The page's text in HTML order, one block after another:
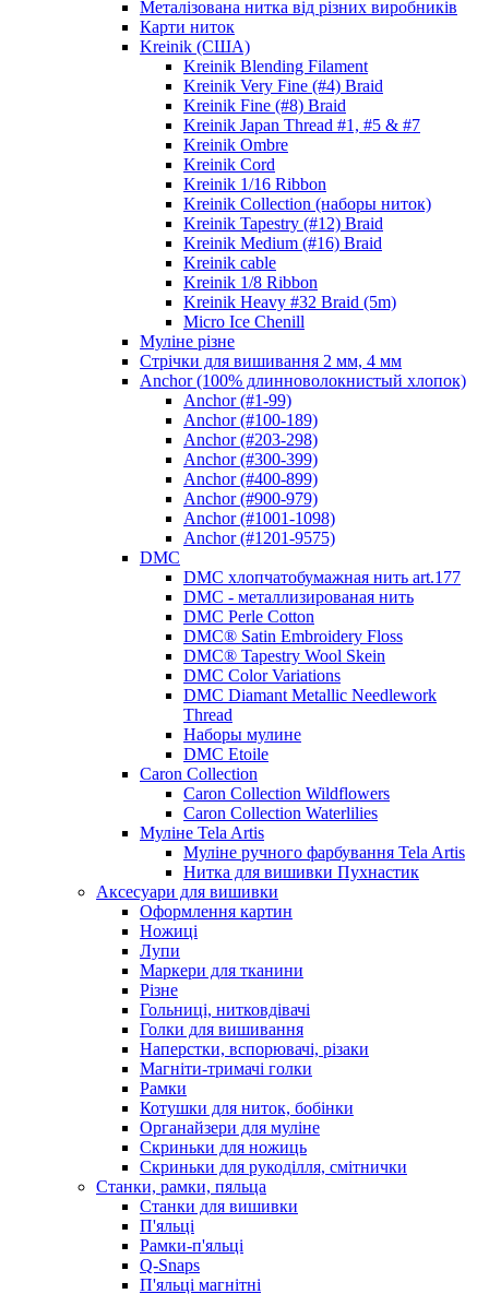
Металізована нитка від різних виробників
Карти ниток
Kreinik (США)
Kreinik Blending Filament
Kreinik Very Fine (#4) Braid
Kreinik Fine (#8) Braid
Kreinik Japan Thread #1, #5 & #7
Kreinik Ombre
Kreinik Cord
Kreinik 1/16 Ribbon
Kreinik Collection (наборы ниток)
Kreinik Tapestry (#12) Braid
Kreinik Medium (#16) Braid
Kreinik cable
Kreinik 1/8 Ribbon
Kreinik Heavy #32 Braid (5m)
Micro Ice Chenill
Муліне різне
Стрічки для вишивання 2 мм, 4 мм
Anchor (100% длинноволокнистый хлопок)
Anchor (#1-99)
Anchor (#100-189)
Anchor (#203-298)
Anchor (#300-399)
Anchor (#400-899)
Anchor (#900-979)
Anchor (#1001-1098)
Anchor (#1201-9575)
DMC
DMC хлопчатобумажная нить art.177
DMC - металлизированая нить
DMC Perle Cotton
DMC® Satin Embroidery Floss
DMC® Tapestry Wool Skein
DMC Color Variations
DMC Diamant Metallic Needlework
Thread
Наборы мулине
DMC Etoile
Caron Collection
Caron Collection Wildflowers
Caron Collection Waterlilies
Муліне Tela Artis
Муліне ручного фарбування Tela Artis
Нитка для вишивки Пухнастик
Аксесуари для вишивки
Оформлення картин
Ножиці
Лупи
Маркери для тканини
Різне
Гольниці, нитковдівачі
Голки для вишивання
Наперстки, вспорювачі, різаки
Магніти-тримачі голки
Рамки
Котушки для ниток, бобінки
Органайзери для муліне
Скриньки для ножиць
Скриньки для рукоділля, смітнички
Станки, рамки, пяльца
Станки для вишивки
П'яльці
Рамки-п'яльці
Q-Snaps
П'яльці магнітні